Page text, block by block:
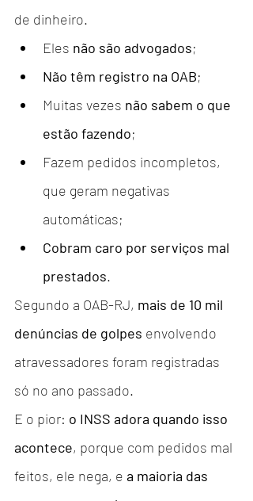
de dinheiro.
Eles não são advogados;
Não têm registro na OAB;
Muitas vezes não sabem o que
estão fazendo;
Fazem pedidos incompletos,
que geram negativas
automáticas;
Cobram caro por serviços mal
prestados.
Segundo a OAB-RJ, mais de 10 mil
denúncias de golpes envolvendo
atravessadores foram registradas
só no ano passado.
E o pior: o INSS adora quando isso
acontece, porque com pedidos mal
feitos, ele nega, e a maioria das